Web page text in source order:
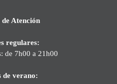
Atención
regulares:
de 7h00 a 21h00
de verano: